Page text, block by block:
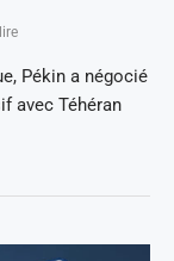
Pékin a négocié
avec Téhéran